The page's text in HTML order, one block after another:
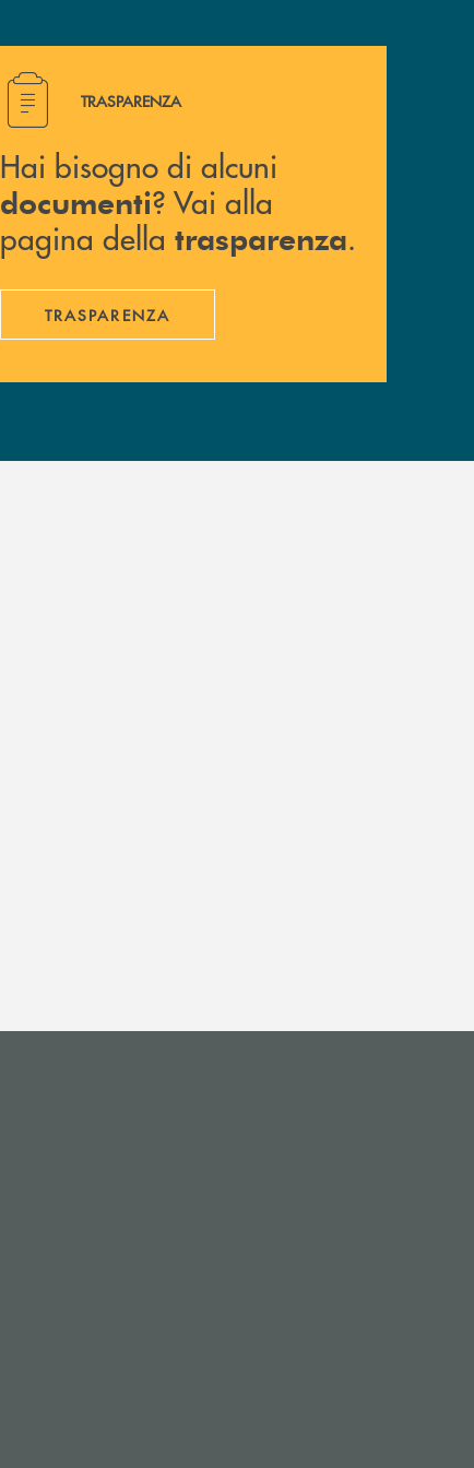
Hai bisogno di alcuni documenti ? Vai alla pagina della
TRASPARENZA
Hai bisogno di alcuni
documenti? Vai alla
pagina della trasparenza.
TRASPARENZA